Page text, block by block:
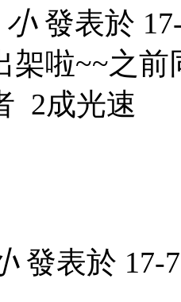
小發表於
架啦~~之
2成光速
發表於 17-